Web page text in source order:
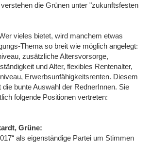
die Grünen unter "zukunftsfesten
vieles bietet, wird manchem etwas
Thema so breit wie möglich angelegt:
zusätzliche Altersvorsorge,
und Alter, flexibles Rentenalter,
Erwerbsunfähigkeitsrenten. Diesem
die bunte Auswahl der RednerInnen. Sie
folgende Positionen vertreten:
Grüne:
als eigenständige Partei um Stimmen